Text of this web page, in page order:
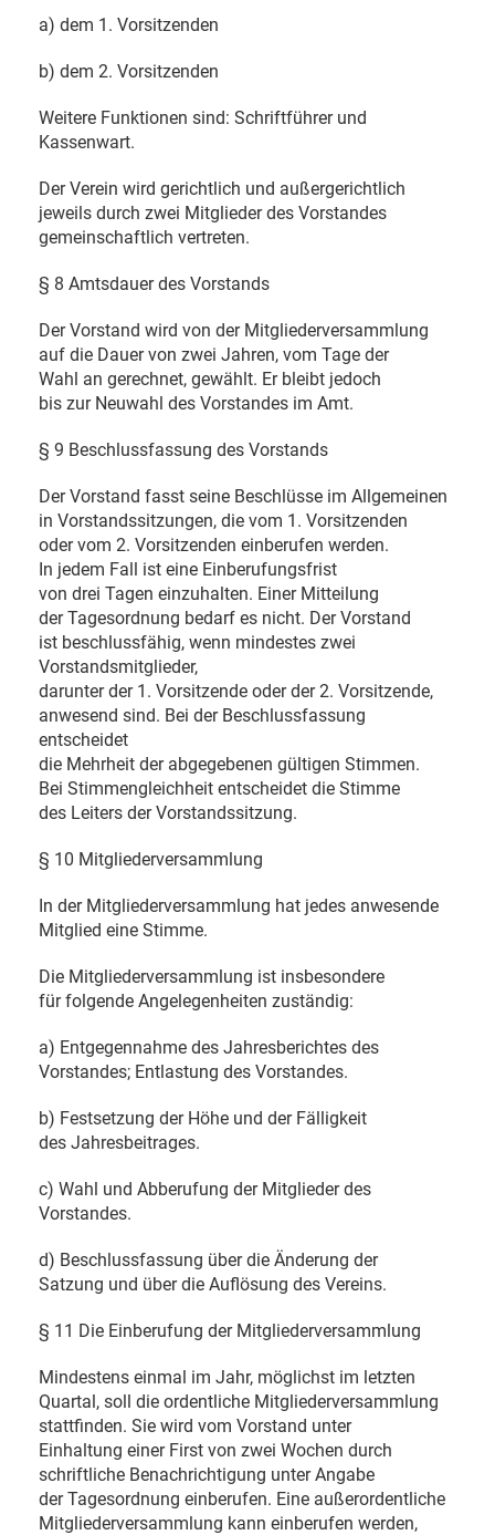
a) dem 1. Vorsitzenden
b) dem 2. Vorsitzenden
Weitere Funktionen sind: Schriftführer und
Kassenwart.
Der Verein wird gerichtlich und außergerichtlich
jeweils durch zwei Mitglieder des Vorstandes
gemeinschaftlich vertreten.
§ 8 Amtsdauer des Vorstands
Der Vorstand wird von der Mitgliederversammlung
auf die Dauer von zwei Jahren, vom Tage der
Wahl an gerechnet, gewählt. Er bleibt jedoch
bis zur Neuwahl des Vorstandes im Amt.
§ 9 Beschlussfassung des Vorstands
Der Vorstand fasst seine Beschlüsse im Allgemeinen
in Vorstandssitzungen, die vom 1. Vorsitzenden
oder vom 2. Vorsitzenden einberufen werden.
In jedem Fall ist eine Einberufungsfrist
von drei Tagen einzuhalten. Einer Mitteilung
der Tagesordnung bedarf es nicht. Der Vorstand
ist beschlussfähig, wenn mindestes zwei
Vorstandsmitglieder,
darunter der 1. Vorsitzende oder der 2. Vorsitzende,
anwesend sind. Bei der Beschlussfassung
entscheidet
die Mehrheit der abgegebenen gültigen Stimmen.
Bei Stimmengleichheit entscheidet die Stimme
des Leiters der Vorstandssitzung.
§ 10 Mitgliederversammlung
In der Mitgliederversammlung hat jedes anwesende
Mitglied eine Stimme.
Die Mitgliederversammlung ist insbesondere
für folgende Angelegenheiten zuständig:
a) Entgegennahme des Jahresberichtes des
Vorstandes; Entlastung des Vorstandes.
b) Festsetzung der Höhe und der Fälligkeit
des Jahresbeitrages.
c) Wahl und Abberufung der Mitglieder des
Vorstandes.
d) Beschlussfassung über die Änderung der
Satzung und über die Auflösung des Vereins.
§ 11 Die Einberufung der Mitgliederversammlung
Mindestens einmal im Jahr, möglichst im letzten
Quartal, soll die ordentliche Mitgliederversammlung
stattfinden. Sie wird vom Vorstand unter
Einhaltung einer First von zwei Wochen durch
schriftliche Benachrichtigung unter Angabe
der Tagesordnung einberufen. Eine außerordentliche
Mitgliederversammlung kann einberufen werden,